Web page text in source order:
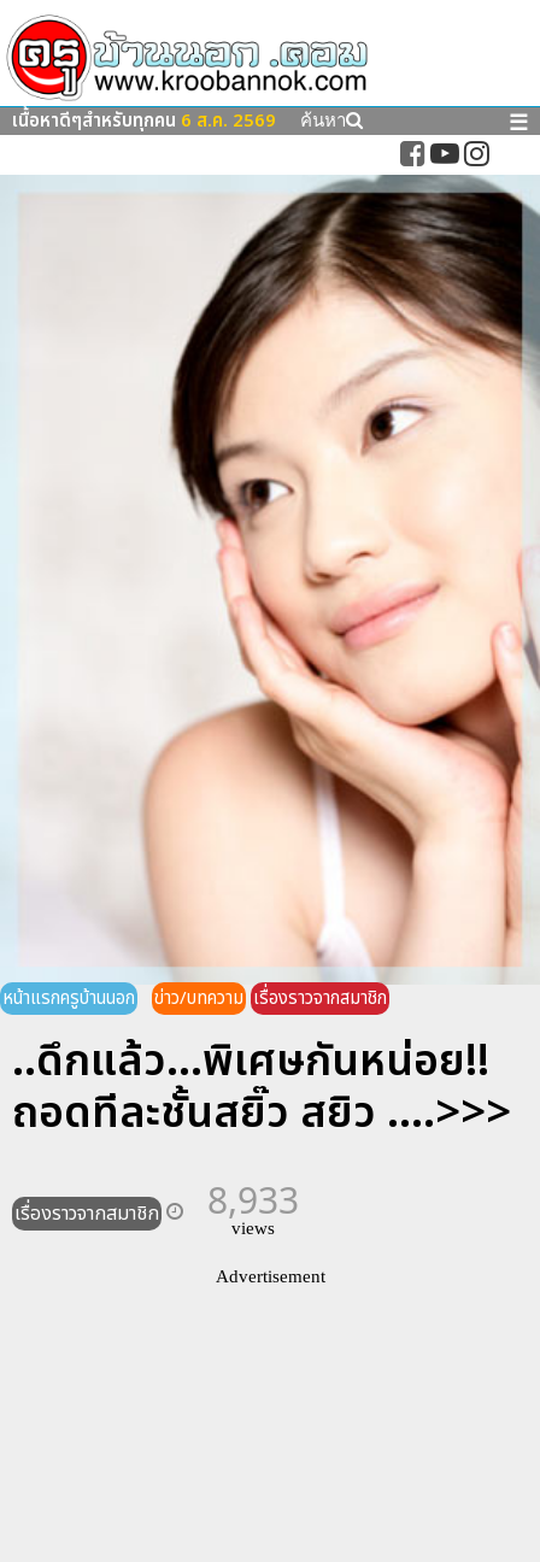
เนื้อหาดีๆสำหรับทุกคน 6 ส.ค. 2569 ค้นหา ☰
หน้าแรกครูบ้านนอก ข่าว/บทความ เรื่องราวจากสมาชิก
..ดึกแล้ว...พิเศษกันหน่อย!!
ถอดทีละชั้นสยิ๊ว สยิว ....>>>
เรื่องราวจากสมาชิก 8,933
views
Advertisement